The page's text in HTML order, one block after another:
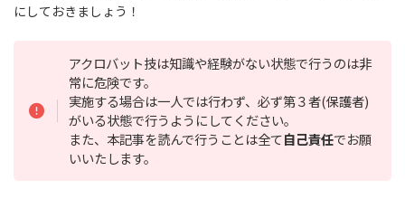
にしておきましょう！
アクロバット技は知識や経験がない状態で行うのは非
常に危険です。
実施する場合は一人では行わず、必ず第３者(保護者)
がいる状態で行うようにしてください。
また、本記事を読んで行うことは全て自己責任でお願
いいたします。